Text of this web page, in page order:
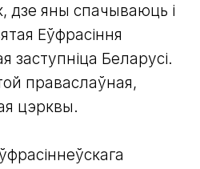
дзе яны спачываюць і
Еўфрасіння
заступніца Беларусі.
праваслаўная,
цэрквы.